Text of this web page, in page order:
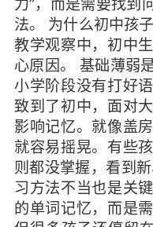
力”，而是需要找到
法。 为什么初中孩
教学观察中，初中
心原因。 基础薄弱
小学阶段没有打好
致到了初中，面对
影响记忆。就像盖
就容易摇晃。有些
则都没掌握，看到
习方法不当也是关
的单词记忆，而是